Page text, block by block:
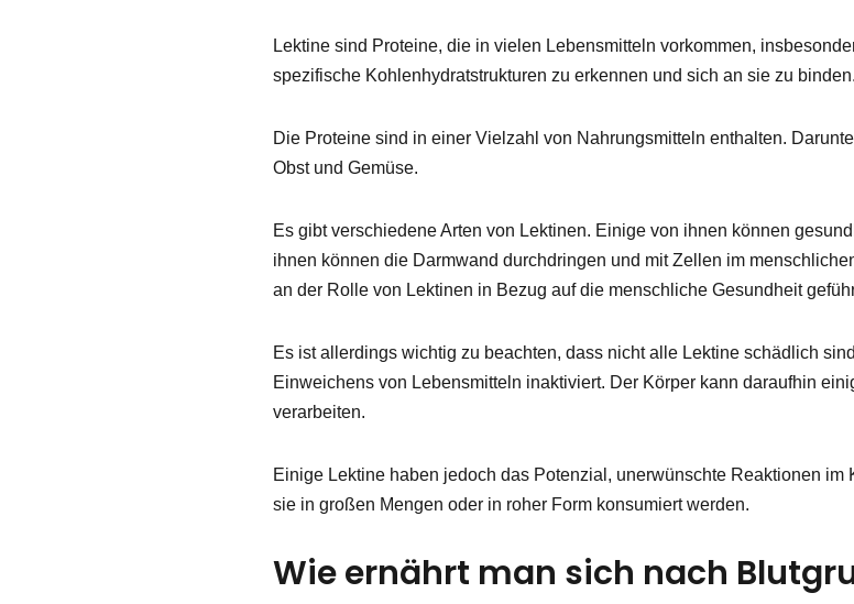
Lektine sind Proteine, die in vielen Lebensmitteln vorkommen,
spezifische Kohlenhydratstrukturen zu erkennen und sich an sie zu binden.
Die Proteine sind in einer Vielzahl von Nahrungsmitteln enthalten.
Obst und Gemüse.
Es gibt verschiedene Arten von Lektinen. Einige von ihnen können
ihnen können die Darmwand durchdringen und mit Zellen im
an der Rolle von Lektinen in Bezug auf die menschliche Gesundheit
Es ist allerdings wichtig zu beachten, dass nicht alle Lektine schädlich
Einweichens von Lebensmitteln inaktiviert. Der Körper kann daraufhin
verarbeiten.
Einige Lektine haben jedoch das Potenzial, unerwünschte Reaktionen im
sie in großen Mengen oder in roher Form konsumiert werden.
Wie ernährt man sich nach